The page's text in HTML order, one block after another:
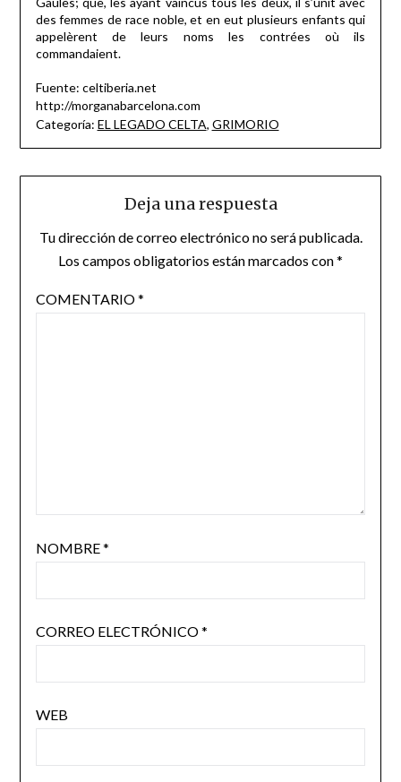
des femmes de race noble, et en eut plusieurs enfants qui
appelèrent de leurs noms les contrées où ils
commandaient.
Fuente: celtiberia.net
http://morganabarcelona.com
Categoría: EL LEGADO CELTA, GRIMORIO
Deja una respuesta
Tu dirección de correo electrónico no será publicada.
Los campos obligatorios están marcados con*
COMENTARIO*
NOMBRE*
CORREO ELECTRÓNICO*
WEB